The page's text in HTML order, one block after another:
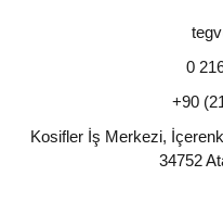
0
+90
Kosifler İş Merkezi,
34752